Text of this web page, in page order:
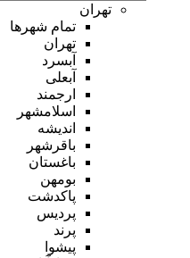
تهران
تمام شهر‌ها
تهران
آبسرد
آبعلی
ارجمند
اسلامشهر
اندیشه
باقرشهر
باغستان
بومهن
پاکدشت
پردیس
پرند
پیشوا